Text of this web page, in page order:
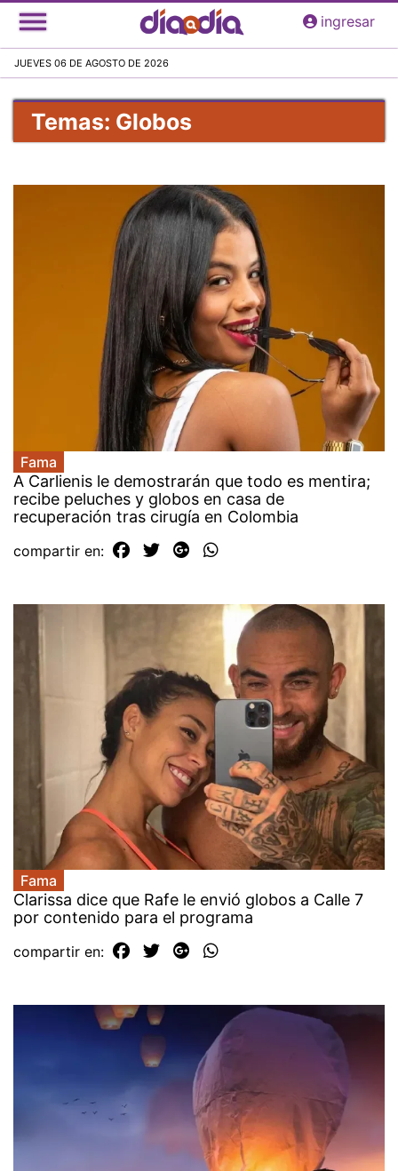
Pasar
al
principal
ingresar
JUEVES 06 DE AGOSTO DE 2026
Temas: Globos
Fama
A Carlienis le demostrarán que todo es mentira;
recibe peluches y globos en casa de
recuperación tras cirugía en Colombia
compartir en:
Fama
Clarissa dice que Rafe le envió globos a Calle 7
por contenido para el programa
compartir en: